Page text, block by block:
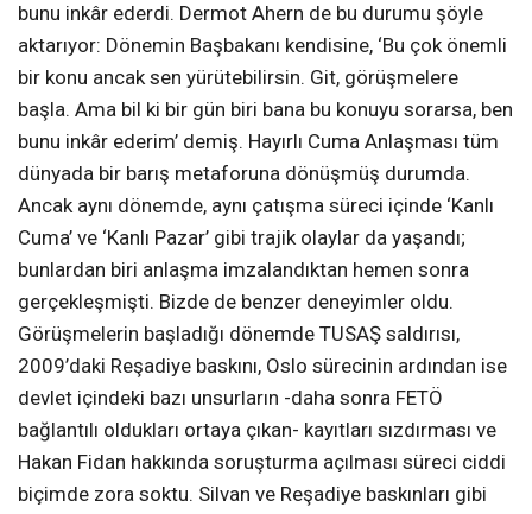
bunu inkâr ederdi. Dermot Ahern de bu durumu şöyle
aktarıyor: Dönemin Başbakanı kendisine, ‘Bu çok önemli
bir konu ancak sen yürütebilirsin. Git, görüşmelere
başla. Ama bil ki bir gün biri bana bu konuyu sorarsa, ben
bunu inkâr ederim’ demiş. Hayırlı Cuma Anlaşması tüm
dünyada bir barış metaforuna dönüşmüş durumda.
Ancak aynı dönemde, aynı çatışma süreci içinde ‘Kanlı
Cuma’ ve ‘Kanlı Pazar’ gibi trajik olaylar da yaşandı;
bunlardan biri anlaşma imzalandıktan hemen sonra
gerçekleşmişti. Bizde de benzer deneyimler oldu.
Görüşmelerin başladığı dönemde TUSAŞ saldırısı,
2009’daki Reşadiye baskını, Oslo sürecinin ardından ise
devlet içindeki bazı unsurların -daha sonra FETÖ
bağlantılı oldukları ortaya çıkan- kayıtları sızdırması ve
Hakan Fidan hakkında soruşturma açılması süreci ciddi
biçimde zora soktu. Silvan ve Reşadiye baskınları gibi